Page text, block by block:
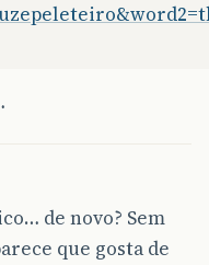
de novo? Sem
que gosta de